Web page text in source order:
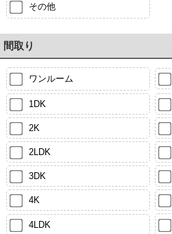
その他
間取り
ワンルーム
1DK
2K
2LDK
3DK
4K
4LDK